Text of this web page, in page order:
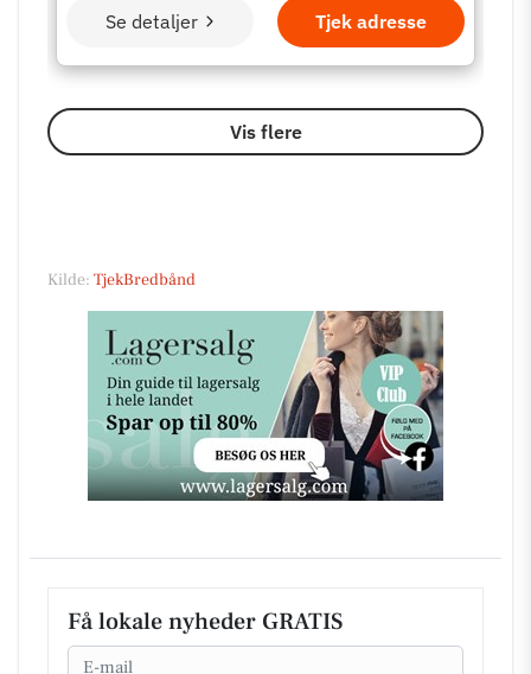
Kilde: TjekBredbånd
Få lokale nyheder GRATIS
Email